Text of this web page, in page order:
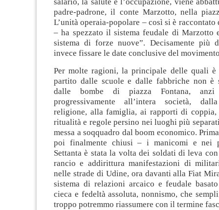
padre-padrone, il conte Marzotto, nella
L’unità operaia-popolare – così si è
– ha spezzato il sistema feudale di Marzotto
sistema di forze nuove”. Decisamente più
invece fissare le date conclusive del
Per molte ragioni, la principale delle quali
partito dalle scuole e dalle fabbriche non è
dalle bombe di piazza Fontana,
progressivamente all’intera società,
religione, alla famiglia, ai rapporti di
ritualità e regole persino nei luoghi più
messa a soqquadro dal boom economico.
poi finalmente chiusi – i manicomi e nei
Settanta è stata la volta dei soldati di leva
rancio e addirittura manifestazioni di
nelle strade di Udine, ora davanti alla Fiat
sistema di relazioni arcaico e feudale
cieca e fedeltà assoluta, nonnismo, che
troppo potremmo riassumere con il termine